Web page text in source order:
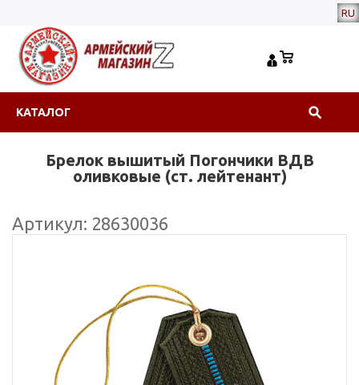
RU
КАТАЛОГ
Брелок вышитый Погончики ВДВ
оливковые (ст. лейтенант)
Артикул: 28630036